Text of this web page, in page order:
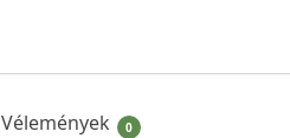
Vélemények 0